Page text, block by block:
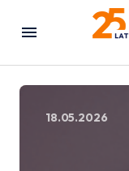
18.05.2026